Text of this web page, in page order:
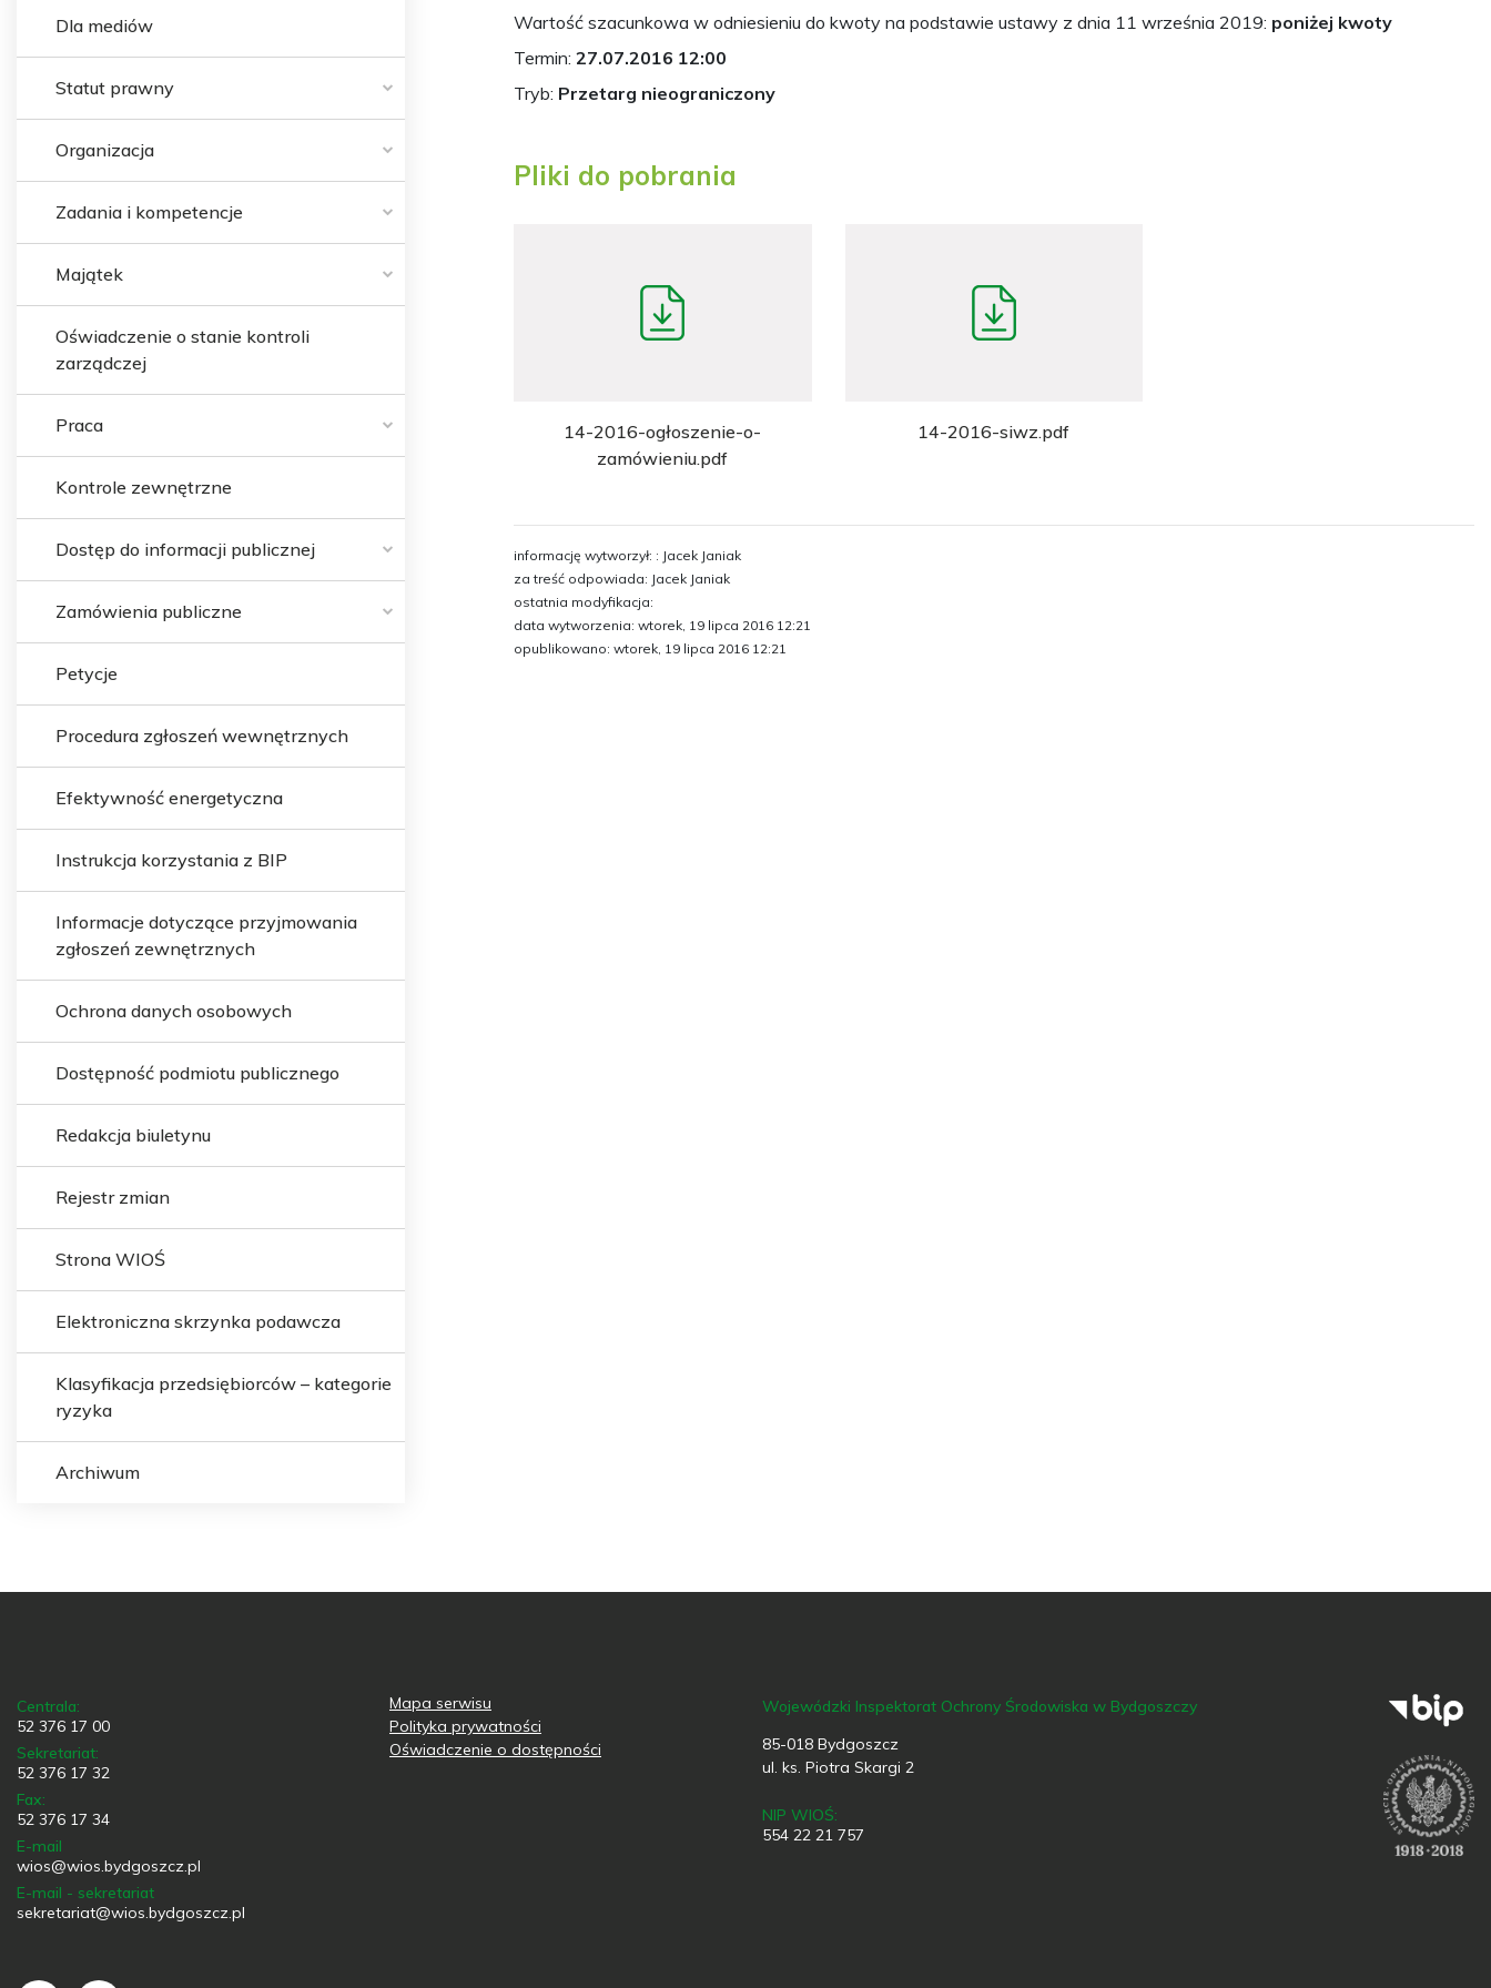
Dla mediów
Statut prawny
Organizacja
Zadania i kompetencje
Majątek
Oświadczenie o stanie kontroli
zarządczej
Praca
Kontrole zewnętrzne
Dostęp do informacji publicznej
Zamówienia publiczne
Petycje
Procedura zgłoszeń wewnętrznych
Efektywność energetyczna
Instrukcja korzystania z BIP
Informacje dotyczące przyjmowania
zgłoszeń zewnętrznych
Ochrona danych osobowych
Dostępność podmiotu publicznego
Redakcja biuletynu
Rejestr zmian
Strona WIOŚ
Elektroniczna skrzynka podawcza
Klasyfikacja przedsiębiorców – kategorie
ryzyka
Archiwum
Wartość szacunkowa w odniesieniu do kwoty na podstawie ustawy z dnia 11 września 2019: poniżej kwoty
Termin: 27.07.2016 12:00
Tryb: Przetarg nieograniczony
Pliki do pobrania
14-2016-ogłoszenie-o-
zamówieniu.pdf
14-2016-siwz.pdf
informację wytworzył: : Jacek Janiak
za treść odpowiada: Jacek Janiak
ostatnia modyfikacja:
data wytworzenia: wtorek, 19 lipca 2016 12:21
opublikowano: wtorek, 19 lipca 2016 12:21
Centrala:
52 376 17 00
Sekretariat:
52 376 17 32
Fax:
52 376 17 34
E-mail
wios@wios.bydgoszcz.pl
E-mail - sekretariat
sekretariat@wios.bydgoszcz.pl
Mapa serwisu
Polityka prywatności
Oświadczenie o dostępności
Wojewódzki Inspektorat Ochrony Środowiska w Bydgoszczy
85-018 Bydgoszcz
ul. ks. Piotra Skargi 2
NIP WIOŚ:
554 22 21 757